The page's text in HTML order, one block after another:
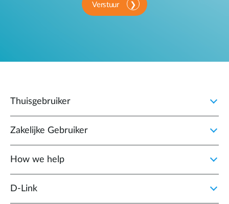
Verstuur
Thuisgebruiker
Zakelijke Gebruiker
How we help
D‑Link